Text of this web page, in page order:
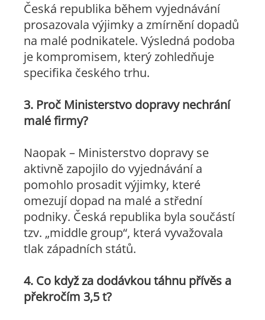
Česká republika během vyjednávání
prosazovala výjimky a zmírnění dopadů
na malé podnikatele. Výsledná podoba
je kompromisem, který zohledňuje
specifika českého trhu.
3. Proč Ministerstvo dopravy nechrání
malé firmy?
Naopak – Ministerstvo dopravy se
aktivně zapojilo do vyjednávání a
pomohlo prosadit výjimky, které
omezují dopad na malé a střední
podniky. Česká republika byla součástí
tzv. „middle group“, která vyvažovala
tlak západních států.
4. Co když za dodávkou táhnu přívěs a
překročím 3,5 t?